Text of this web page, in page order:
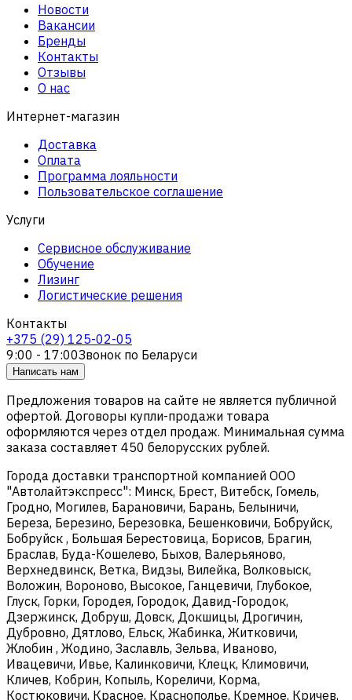
Новости
Вакансии
Бренды
Контакты
Отзывы
О нас
Интернет-магазин
Доставка
Оплата
Программа лояльности
Пользовательское соглашение
Услуги
Сервисное обслуживание
Обучение
Лизинг
Логистические решения
Контакты
+375 (29) 125-02-05
9:00 - 17:00Звонок по Беларуси
Написать нам
Предложения товаров на сайте не является публичной
офертой. Договоры купли-продажи товара
оформляются через отдел продаж. Минимальная сумма
заказа составляет 450 белорусских рублей.
Города доставки транспортной компанией ООО
"Автолайтэкспресс": Минск, Брест, Витебск, Гомель,
Гродно, Могилев, Барановичи, Барань, Белыничи,
Береза, Березино, Березовка, Бешенковичи, Бобруйск,
Бобруйск , Большая Берестовица, Борисов, Брагин,
Браслав, Буда-Кошелево, Быхов, Валерьяново,
Верхнедвинск, Ветка, Видзы, Вилейка, Волковыск,
Воложин, Вороново, Высокое, Ганцевичи, Глубокое,
Глуск, Горки, Городея, Городок, Давид-Городок,
Дзержинск, Добруш, Довск, Докшицы, Дрогичин,
Дубровно, Дятлово, Ельск, Жабинка, Житковичи,
Жлобин , Жодино, Заславль, Зельва, Иваново,
Ивацевичи, Ивье, Калинковичи, Клецк, Климовичи,
Кличев, Кобрин, Копыль, Кореличи, Корма,
Костюковичи, Красное, Краснополье, Кремное, Кричев,